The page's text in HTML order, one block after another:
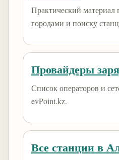
Практический материал
городами и поиску
Провайдеры
Список операторов и
evPoint.kz.
Все станции в